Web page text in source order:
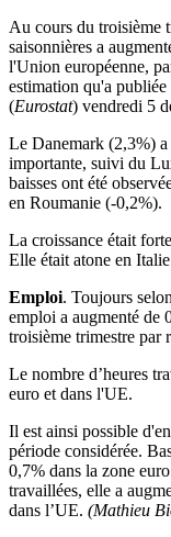
Au cours du troisième
saisonnières a
l'Union européenne,
estimation qu'a
(Eurostat) vendredi 5
Le Danemark (2,3%)
importante, suivi du
baisses ont été
en Roumanie (-0,2%).
La croissance était
Elle était atone en
Emploi. Toujours selon
emploi a augmenté de
troisième trimestre par
Le nombre d’heures
euro et dans l'UE.
Il est ainsi possible
période considérée.
0,7% dans la zone
travaillées, elle a
dans l’UE. (Mathieu